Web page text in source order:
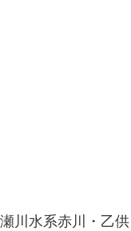
川水系赤川・乙